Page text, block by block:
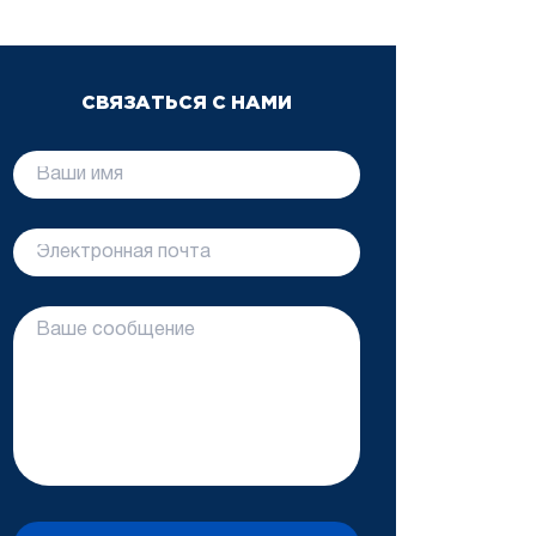
СВЯЗАТЬСЯ С НАМИ